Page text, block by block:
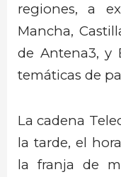
regiones, a
Mancha,
de Antena3, y
temáticas de
La cadena
la tarde, el
la franja de